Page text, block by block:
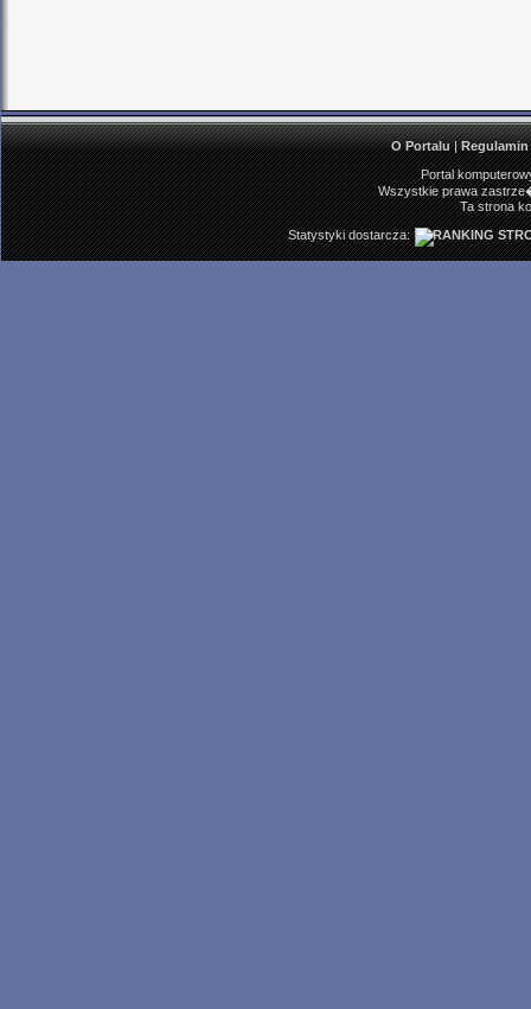
O Portalu|Regulamin
Portal
Wszystkie prawa
Ta strona
Statystyki dostarcza: